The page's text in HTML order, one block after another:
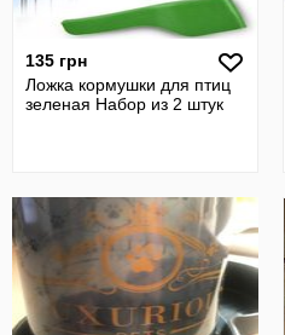
135 грн
Ложка кормушки для птиц
зеленая Набор из 2 штук